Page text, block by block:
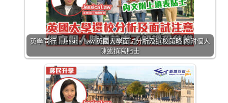
英學同行｜Jessica Law 英國大學面試分析及選校策略 內附個人
陳述撰寫貼士